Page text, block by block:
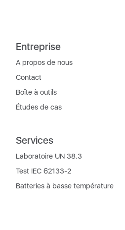
Entreprise
A propos de nous
Contact
Boîte à outils
Études de cas
Services
Laboratoire UN 38.3
Test IEC 62133-2
Batteries à basse température